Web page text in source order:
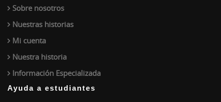
Sobre nosotros
Nuestras historias
Mi cuenta
Nuestra historia
Información Especializada
Ayuda a estudiantes